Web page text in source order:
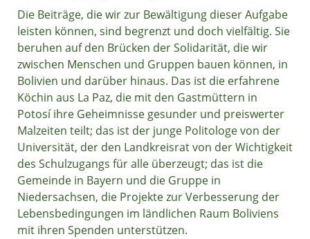
Die Beiträge, die wir zur Bewältigung dieser Aufgabe
leisten können, sind begrenzt und doch vielfältig. Sie
beruhen auf den Brücken der Solidarität, die wir
zwischen Menschen und Gruppen bauen können, in
Bolivien und darüber hinaus. Das ist die erfahrene
Köchin aus La Paz, die mit den Gastmüttern in
Potosí ihre Geheimnisse gesunder und preiswerter
Malzeiten teilt; das ist der junge Politologe von der
Universität, der den Landkreisrat von der Wichtigkeit
des Schulzugangs für alle überzeugt; das ist die
Gemeinde in Bayern und die Gruppe in
Niedersachsen, die Projekte zur Verbesserung der
Lebensbedingungen im ländlichen Raum Boliviens
mit ihren Spenden unterstützen.